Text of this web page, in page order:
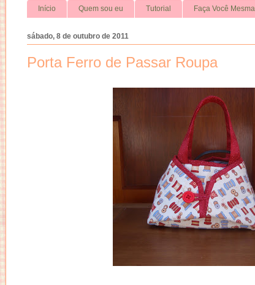
Início Quem sou eu Tutorial Faça Você Mesma
sábado, 8 de outubro de 2011
Porta Ferro de Passar Roupa